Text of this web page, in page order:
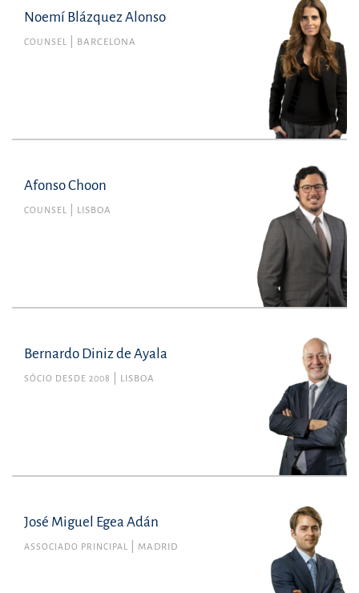
Noemí Blázquez Alonso
COUNSEL BARCELONA
Afonso Choon
COUNSEL LISBOA
Bernardo Diniz de Ayala
SÓCIO DESDE 2008 LISBOA
José Miguel Egea Adán
ASSOCIADO PRINCIPAL MADRID